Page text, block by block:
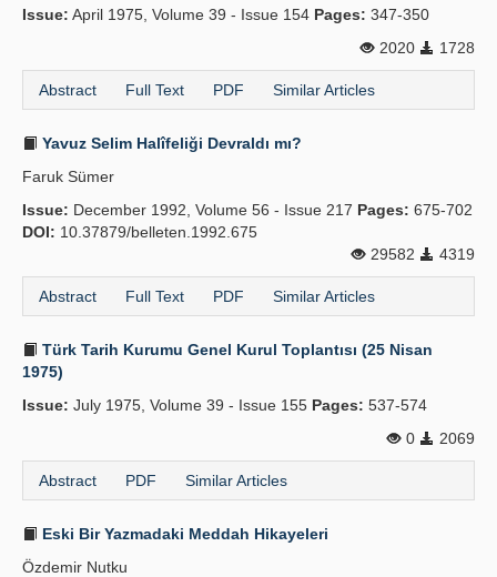
Issue: April 1975, Volume 39 - Issue 154 Pages: 347-350
2020
1728
Abstract Full Text PDF Similar Articles
Yavuz Selim Halîfeliği Devraldı mı?
Faruk Sümer
Issue: December 1992, Volume 56 - Issue 217 Pages: 675-702
DOI: 10.37879/belleten.1992.675
29582
4319
Abstract Full Text PDF Similar Articles
Türk Tarih Kurumu Genel Kurul Toplantısı (25 Nisan
1975)
Issue: July 1975, Volume 39 - Issue 155 Pages: 537-574
0
2069
Abstract PDF Similar Articles
Eski Bir Yazmadaki Meddah Hikayeleri
Özdemir Nutku